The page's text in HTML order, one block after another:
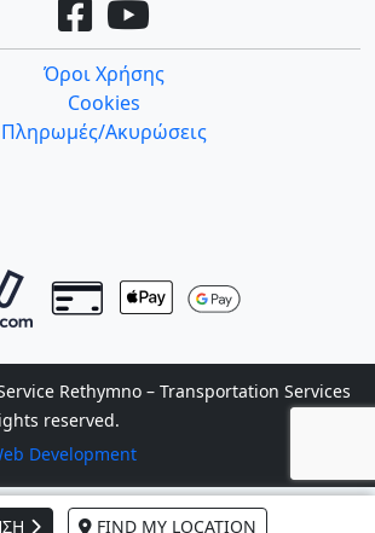
FIND MY LOCATION
Όροι Χρήσης
Cookies
Πληρωμές/Ακυρώσεις
Rethymno – Transportation Services
reserved.
Development